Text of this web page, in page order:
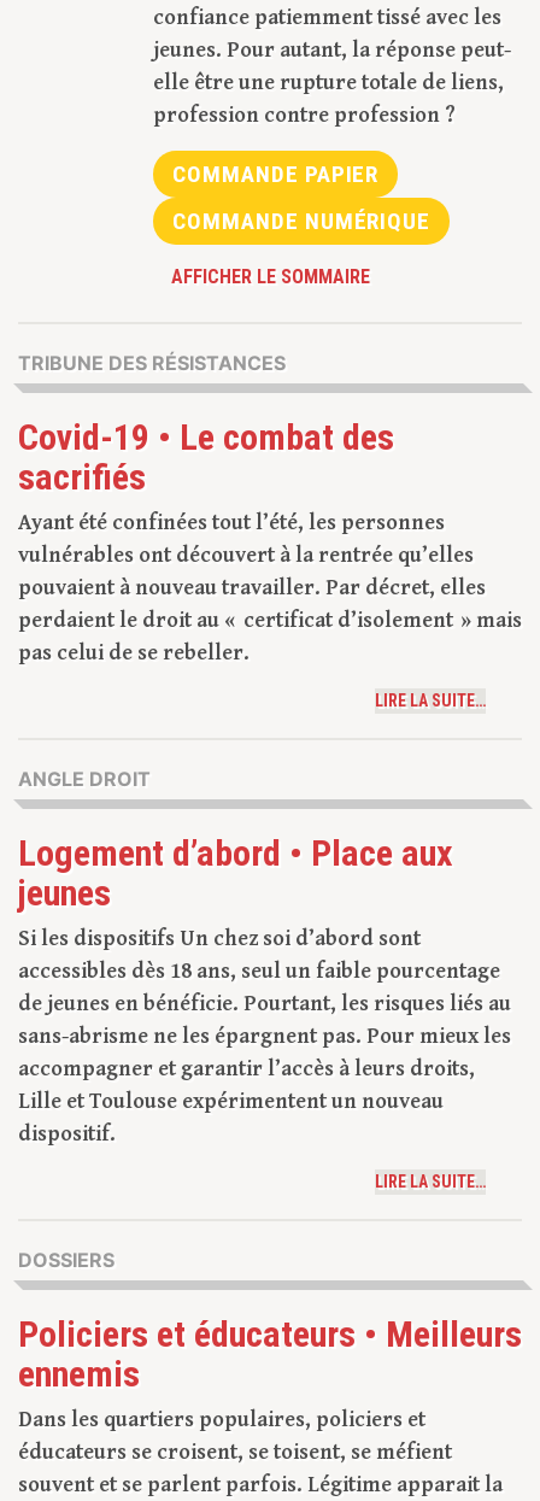
confiance patiemment tissé avec les
jeunes. Pour autant, la réponse peut-
elle être une rupture totale de liens,
profession contre profession ?
COMMANDE PAPIER
COMMANDE NUMÉRIQUE
AFFICHER LE SOMMAIRE
TRIBUNE DES RÉSISTANCES
Covid-19 • Le combat des
sacrifiés
Ayant été confinées tout l’été, les personnes
vulnérables ont découvert à la rentrée qu’elles
pouvaient à nouveau travailler. Par décret, elles
perdaient le droit au « certificat d’isolement » mais
pas celui de se rebeller.
LIRE LA SUITE…
ANGLE DROIT
Logement d’abord • Place aux
jeunes
Si les dispositifs Un chez soi d’abord sont
accessibles dès 18 ans, seul un faible pourcentage
de jeunes en bénéficie. Pourtant, les risques liés au
sans-abrisme ne les épargnent pas. Pour mieux les
accompagner et garantir l’accès à leurs droits,
Lille et Toulouse expérimentent un nouveau
dispositif.
LIRE LA SUITE…
DOSSIERS
Policiers et éducateurs • Meilleurs
ennemis
Dans les quartiers populaires, policiers et
éducateurs se croisent, se toisent, se méfient
souvent et se parlent parfois. Légitime apparait la